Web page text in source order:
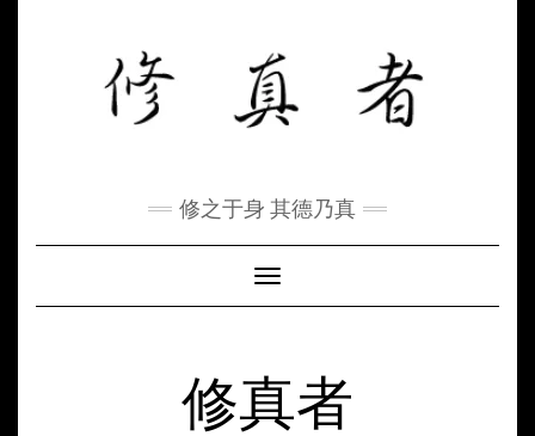
修之于身 其德乃真
Toggle Navigation
修真者